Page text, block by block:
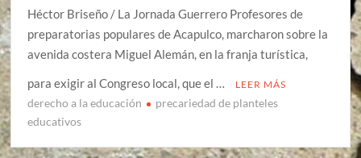
Héctor Briseño / La Jornada Guerrero Profesores de
preparatorias populares de Acapulco, marcharon sobre la
avenida costera Miguel Alemán, en la franja turística,
para exigir al Congreso local, que el …
LEER MÁS
derecho a la educación
precariedad de planteles
educativos